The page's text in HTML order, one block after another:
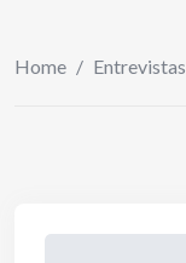
Home / Entrevistas